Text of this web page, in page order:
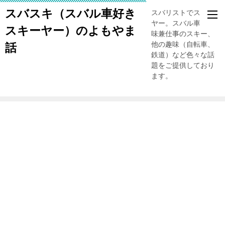
スバスキ（スバル車好き
スキーヤー）のよもやま
話
スバリストでスキー
ヤー。スバル車、趣
味兼仕事のスキー、
他の趣味（自転車、
鉄道）など色々な話
題をご提供しており
ます。